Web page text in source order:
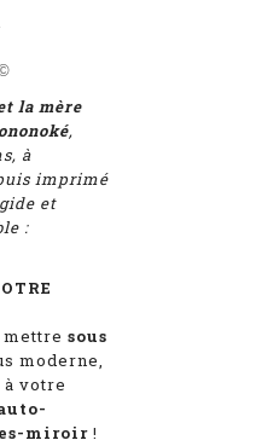
la mère
,
à
imprimé
et
:
sous
moderne,
votre
miroir !